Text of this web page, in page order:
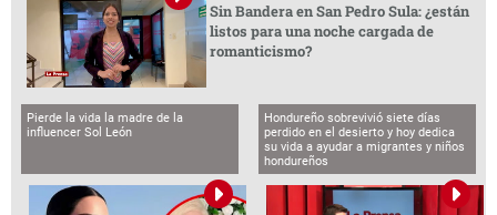
Sin Bandera en San Pedro Sula: ¿están
listos para una noche cargada de
romanticismo?
Pierde la vida la madre de la
influencer Sol León
Hondureño sobrevivió siete días
perdido en el desierto y hoy dedica
su vida a ayudar a migrantes y niños
hondureños